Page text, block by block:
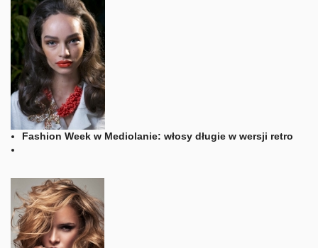
Fashion Week w Mediolanie: włosy długie w wersji retro